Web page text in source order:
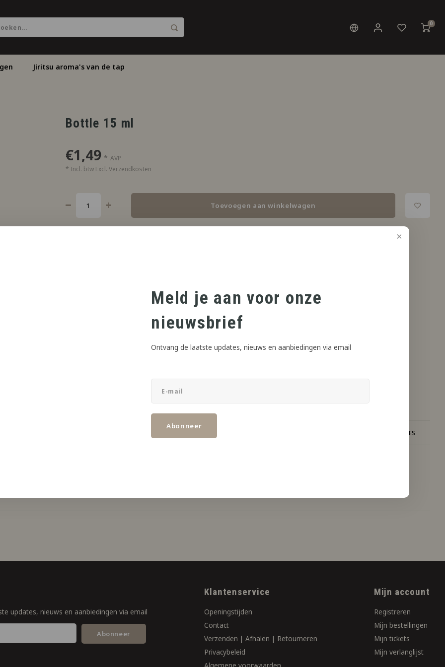
Meld je aan voor onze
nieuwsbrief
Ontvang de laatste updates, nieuws en aanbiedingen via email
Abonneer
0
Jiritsu aroma's van de tap
Bottle 15 ml
€1,49 * AVP
* Incl. btw Excl. Verzendkosten
Toevoegen aan winkelwagen
VAKKUNDIG ADVIES
updates, nieuws en aanbiedingen via email
Abonneer
Klantenservice
Openingstijden
Contact
Verzenden | Afhalen | Retourneren
Privacybeleid
Mijn account
Registreren
Mijn bestellingen
Mijn tickets
Mijn verlanglijst